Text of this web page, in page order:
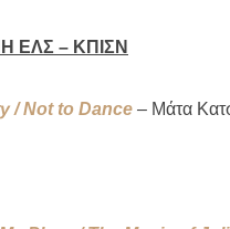
ΕΛΣ – ΚΠΙΣΝ
/ Not to Dance – Μάτα